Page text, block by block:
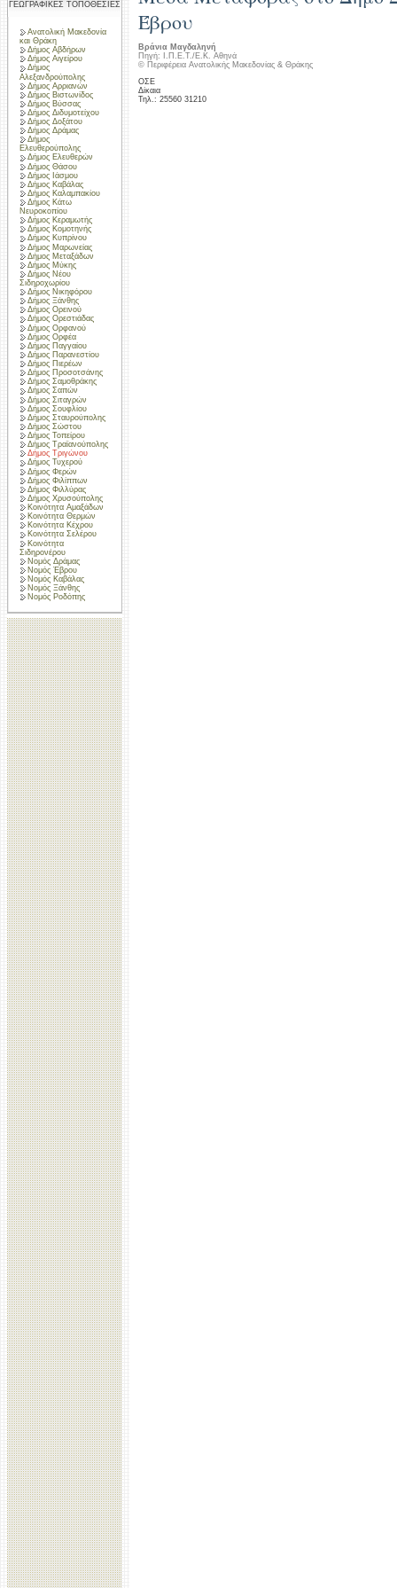
ΓΕΩΓΡΑΦΙΚΕΣ ΤΟΠΟΘΕΣΙΕΣ
Ανατολική Μακεδονία
και Θράκη
Δήμος Αβδήρων
Δήμος Αιγείρου
Δήμος
Αλεξανδρούπολης
Δήμος Αρριανών
Δήμος Βιστωνίδος
Δήμος Βύσσας
Δήμος Διδυμοτείχου
Δήμος Δοξάτου
Δήμος Δράμας
Δήμος
Ελευθερούπολης
Δήμος Ελευθερών
Δήμος Θάσου
Δήμος Ιάσμου
Δήμος Καβάλας
Δήμος Καλαμπακίου
Δήμος Κάτω
Νευροκοπίου
Δήμος Κεραμωτής
Δήμος Κομοτηνής
Δήμος Κυπρίνου
Δήμος Μαρωνείας
Δήμος Μεταξάδων
Δήμος Μύκης
Δήμος Νέου
Σιδηροχωρίου
Δήμος Νικηφόρου
Δήμος Ξάνθης
Δήμος Ορεινού
Δήμος Ορεστιάδας
Δήμος Ορφανού
Δήμος Ορφέα
Δήμος Παγγαίου
Δήμος Παρανεστίου
Δήμος Πιερέων
Δήμος Προσοτσάνης
Δήμος Σαμοθράκης
Δήμος Σαπών
Δήμος Σιταγρών
Δήμος Σουφλίου
Δήμος Σταυρούπολης
Δήμος Σώστου
Δήμος Τοπείρου
Δήμος Τραϊανούπολης
Δήμος Τριγώνου
Δήμος Τυχερού
Δήμος Φερών
Δήμος Φιλίππων
Δήμος Φιλλύρας
Δήμος Χρυσούπολης
Κοινότητα Αμαξάδων
Κοινότητα Θερμών
Κοινότητα Κέχρου
Κοινότητα Σελέρου
Κοινότητα
Σιδηρονέρου
Νομός Δράμας
Νομός Έβρου
Νομός Καβάλας
Νομός Ξάνθης
Νομός Ροδόπης
Έβρου
Βράνια Μαγδαληνή
Πηγή: Ι.Π.Ε.Τ./Ε.Κ. Αθηνά
© Περιφέρεια Ανατολικής Μακεδονίας & Θράκης
ΟΣΕ
Δίκαια
Τηλ.: 25560 31210